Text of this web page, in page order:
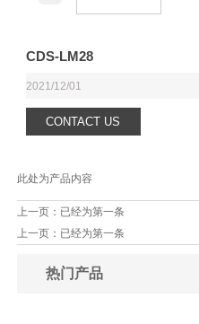
CDS-LM28
2021/12/01
CONTACT US
此处为产品内容
上一页：已经为第一条
上一页：已经为第一条
热门产品